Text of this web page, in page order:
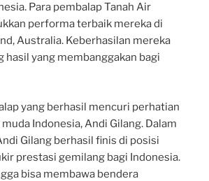
Para pembalap Tanah Air
performa terbaik mereka di
Australia. Keberhasilan mereka
hasil yang membanggakan bagi
yang berhasil mencuri perhatian
Indonesia, Andi Gilang. Dalam
Gilang berhasil finis di posisi
prestasi gemilang bagi Indonesia.
bisa membawa bendera